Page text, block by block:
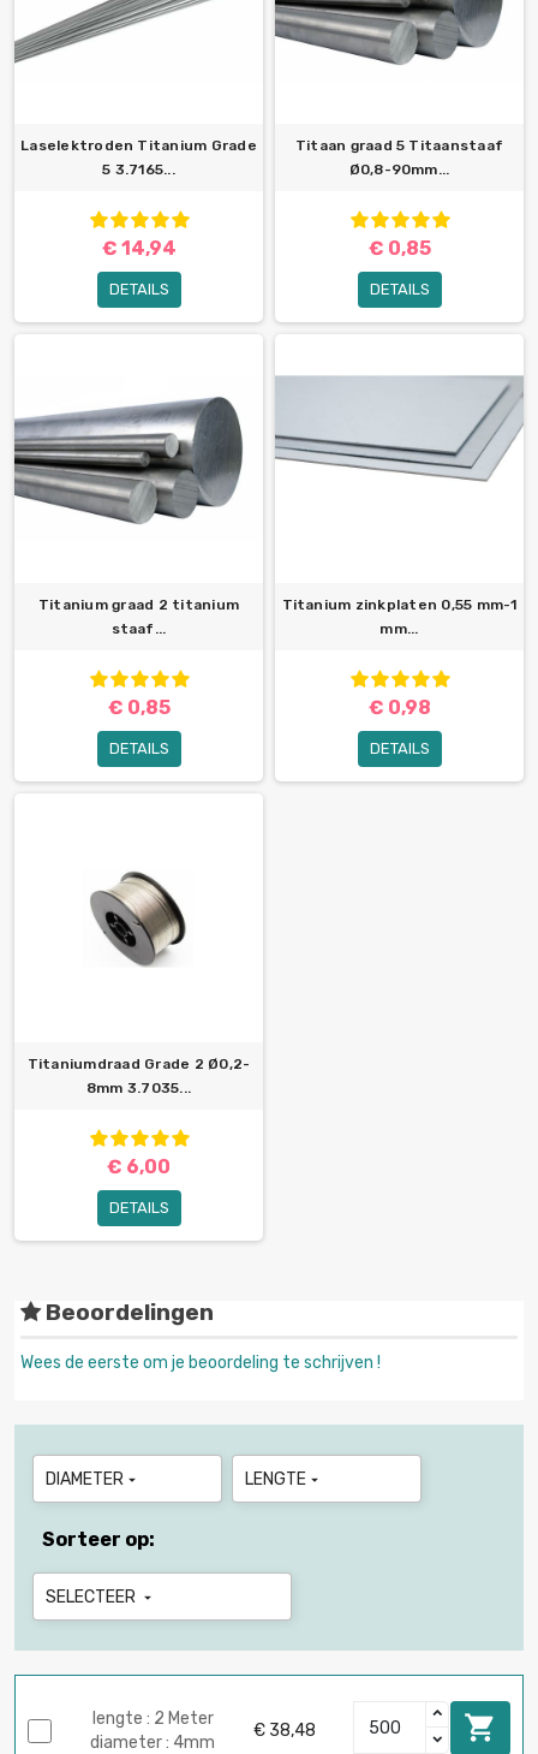
Laselektroden Titanium Grade
5 3.7165...
€ 14,94
DETAILS
Titaan graad 5 Titaanstaaf
Ø0,8-90mm...
€ 0,85
DETAILS
Titanium graad 2 titanium
staaf...
€ 0,85
DETAILS
Titanium zinkplaten 0,55 mm-1
mm...
€ 0,98
DETAILS
Titaniumdraad Grade 2 Ø0,2-
8mm 3.7035...
€ 6,00
DETAILS
Beoordelingen
Wees de eerste om je beoordeling te schrijven !
DIAMETER  LENGTE 
Sorteer op:
SELECTEER 
lengte : 2 Meter
diameter : 4mm
€ 38,48 